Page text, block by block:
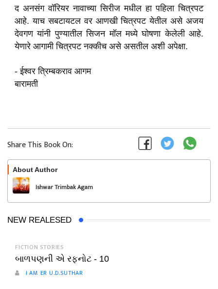
द अनसंग वॉरियर नावाच्या सिरीज मधील हा पहिला चित्रपट
आहे. याच सबटायटल वर आणखी चित्रपट येतील असे अजय
देवगण यांनी पुण्यातील सिजन मॉल मध्ये घोषणा केलेली आहे.
येणारे आगामी चित्रपट नक्कीच असे असतील अशी अपेक्षा.
- ईश्वर त्रिम्बकराव आगम
बारामती
Share This Book On:
About Author
Ishwar Trimbak Agam
NEW REALESED
FICTION STORIES
બાળપણની એ રફનોટ - 10
I AM ER U.D.SUTHAR